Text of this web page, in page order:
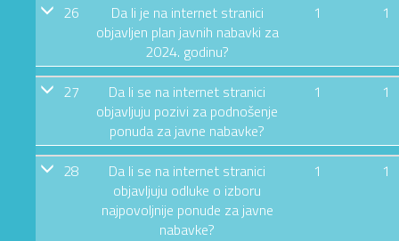
26
Da li je na internet stranici
objavljen plan javnih nabavki za
2024. godinu?
1 1
27
Da li se na internet stranici
objavljuju pozivi za podnošenje
ponuda za javne nabavke?
1 1
28
Da li se na internet stranici
objavljuju odluke o izboru
najpovoljnije ponude za javne
nabavke?
1 1